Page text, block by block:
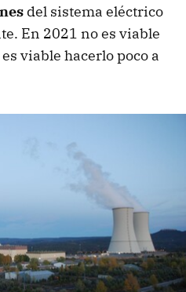
del sistema eléctrico
En 2021 no es viable
viable hacerlo poco a